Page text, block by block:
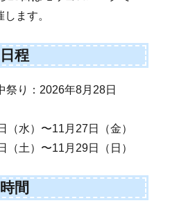
ます。
日程
祭り：2026年8月28日
（水）〜11月27日（金）
（土）〜11月29日（日）
時間